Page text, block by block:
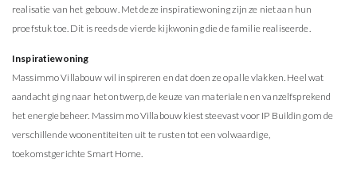
realisatie van het gebouw. Met deze inspiratiewoning zijn ze niet aan hun
proefstuk toe. Dit is reeds de vierde kijkwoning die de familie realiseerde.
Inspiratiewoning
Massimmo Villabouw wil inspireren en dat doen ze op alle vlakken. Heel wat
aandacht ging naar het ontwerp, de keuze van materialen en vanzelfsprekend
het energiebeheer. Massimmo Villabouw kiest steevast voor IP Building om de
verschillende woonentiteiten uit te rusten tot een volwaardige,
toekomstgerichte Smart Home.